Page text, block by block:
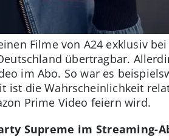
Filme von A24 exklusiv
übertragbar.
im Abo. So war es
ist die Wahrscheinlichkeit
Prime Video feiern wird.
Supreme im Streaming-